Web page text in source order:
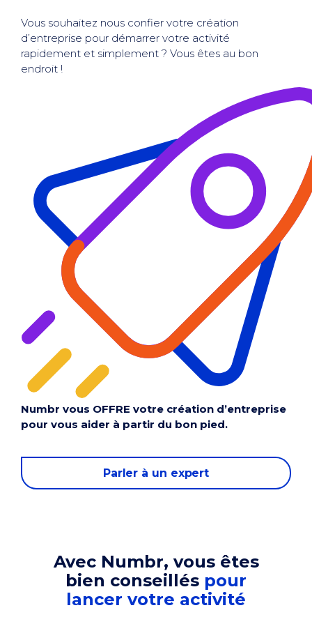
Vous souhaitez nous confier votre création
d’entreprise pour démarrer votre activité
rapidement et simplement ? Vous êtes au bon
endroit !
Numbr vous OFFRE votre création d’entreprise
pour vous aider à partir du bon pied.
Parler à un expert
Avec Numbr, vous êtes
bien conseillés pour
lancer votre activité